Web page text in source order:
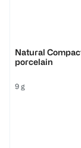
Natural
porcelain
9 g